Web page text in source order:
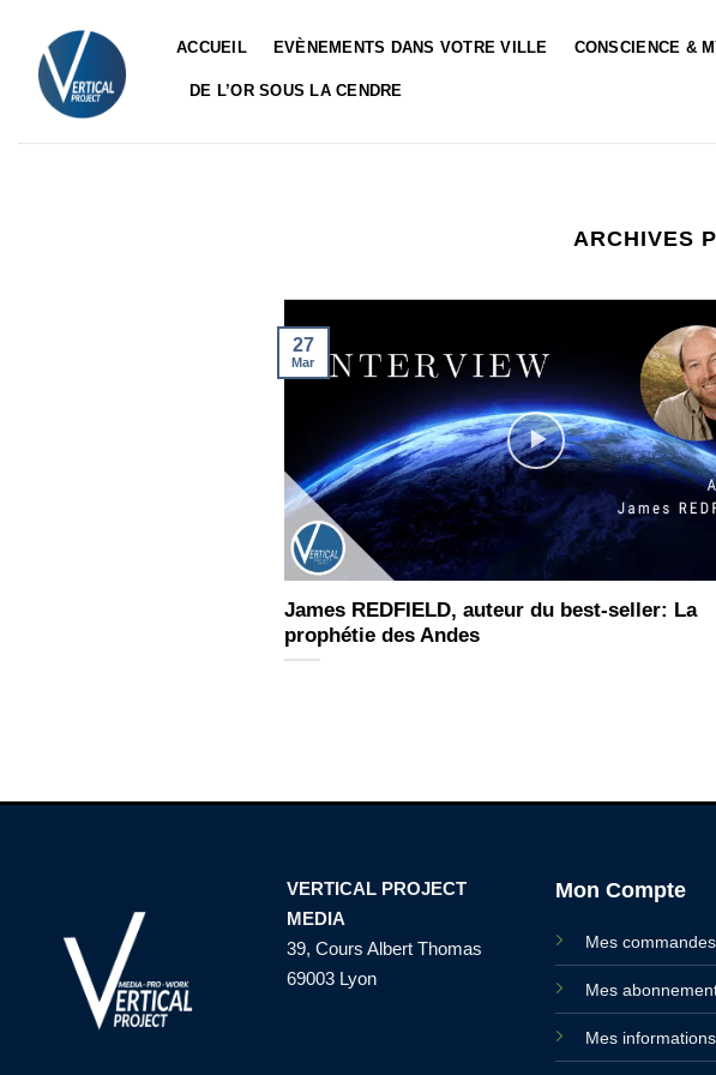
contenu
ACCUEIL EVÈNEMENTS DANS VOTRE VILLE CONSCIENCE &
DE L’OR SOUS LA CENDRE
ARCHIVES
James REDFIELD, auteur du best-seller: La
prophétie des Andes
27
Mar
VERTICAL PROJECT
MEDIA
39, Cours Albert Thomas
69003 Lyon
Mon Compte
Mes commandes
Mes
Mes informations